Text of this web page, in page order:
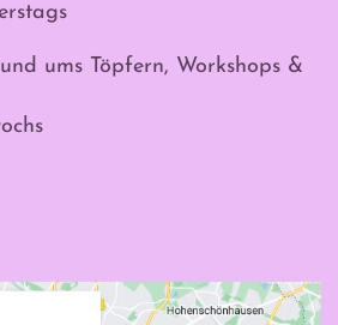
ums Töpfern, Workshops &